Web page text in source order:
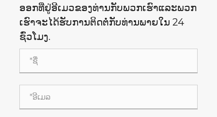
ອອກ​ທີ່​ຢູ່​ອີ​ເມວ​ຂອງ​ທ່ານ​ກັບ​ພວກ​ເຮົາ​ແລະ​ພວກ​
ເຮົາ​ຈະ​ໄດ້​ຮັບ​ການ​ຕິດ​ຕໍ່​ກັບ​ທ່ານ​ພາຍ​ໃນ 24
ຊົ່ວ​ໂມງ​.